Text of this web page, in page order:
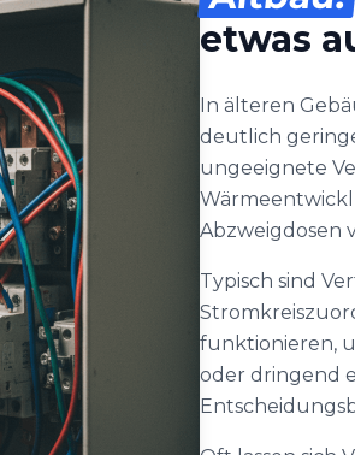
etwas
In älteren
deutlich
ungeeignete
Abzweigdosen
Typisch sind
funktionieren,
oder dringend